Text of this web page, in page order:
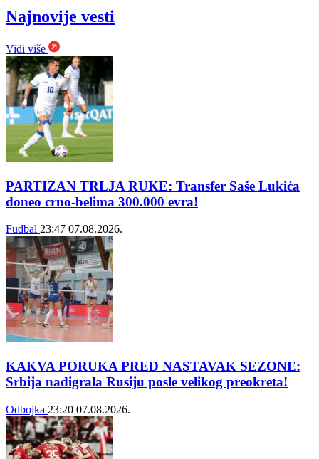
Najnovije vesti
Vidi više
PARTIZAN TRLJA RUKE: Transfer Saše Lukića
doneo crno-belima 300.000 evra!
Fudbal 23:47 07.08.2026.
KAKVA PORUKA PRED NASTAVAK SEZONE:
Srbija nadigrala Rusiju posle velikog preokreta!
Odbojka 23:20 07.08.2026.